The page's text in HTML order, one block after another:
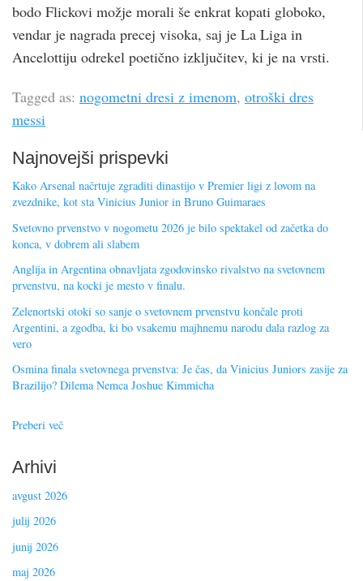
bodo Flickovi možje morali še enkrat kopati globoko,
vendar je nagrada precej visoka, saj je La Liga in
Ancelottiju odrekel poetično izključitev, ki je na vrsti.
Tagged as: nogometni dresi z imenom, otroški dres
messi
Najnovejši prispevki
Kako Arsenal načrtuje zgraditi dinastijo v Premier ligi z lovom na
zvezdnike, kot sta Vinicius Junior in Bruno Guimaraes
Svetovno prvenstvo v nogometu 2026 je bilo spektakel od začetka do
konca, v dobrem ali slabem
Anglija in Argentina obnavljata zgodovinsko rivalstvo na svetovnem
prvenstvu, na kocki je mesto v finalu.
Zelenortski otoki so sanje o svetovnem prvenstvu končale proti
Argentini, a zgodba, ki bo vsakemu majhnemu narodu dala razlog za
vero
Osmina finala svetovnega prvenstva: Je čas, da Vinicius Juniors zasije za
Brazilijo? Dilema Nemca Joshue Kimmicha
Preberi več
Arhivi
avgust 2026
julij 2026
junij 2026
maj 2026